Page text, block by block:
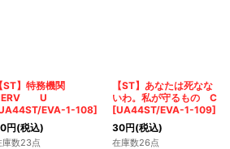
【ST】特務機関
U
EVA-1-108]
円(税込)
庫数23点
【ST】あなたは死なな
いわ。私が守るもの C
[UA44ST/EVA-1-109]
30円(税込)
在庫数26点